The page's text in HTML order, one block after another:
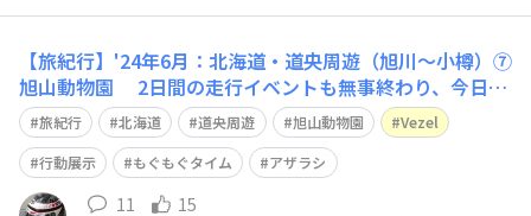
【旅紀行】'24年6月：北海道・道央周遊（旭川～小樽）⑦
旭山動物園 2日間の走行イベントも無事終わり、今日か
ら道央周遊も後半戦に入ります。 （禁SNSの誓約書を書
いたので、詳細はSPORTS DRIVE WEBに掲載予定） 4日
間の移動とスポーツドライブで、お世話になったクルマを
陸送で東京に送り
旅紀行 北海道 道央周遊 旭山動物園
Vezel
行動展示
もぐもぐタイム アザラシ
11 15